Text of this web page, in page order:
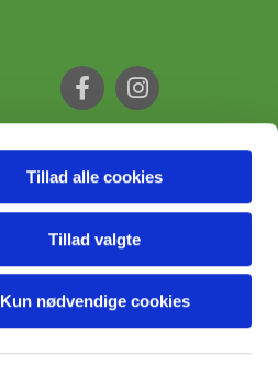
Tillad alle cookies
Tillad valgte
Kun nødvendige cookies